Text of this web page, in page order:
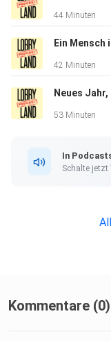
https://
https://twitter.com/
https://twitter.com/
44 Minuten
42 Minuten
Neues
53 Minuten
In
Schalte jetzt
Kommentare (0)